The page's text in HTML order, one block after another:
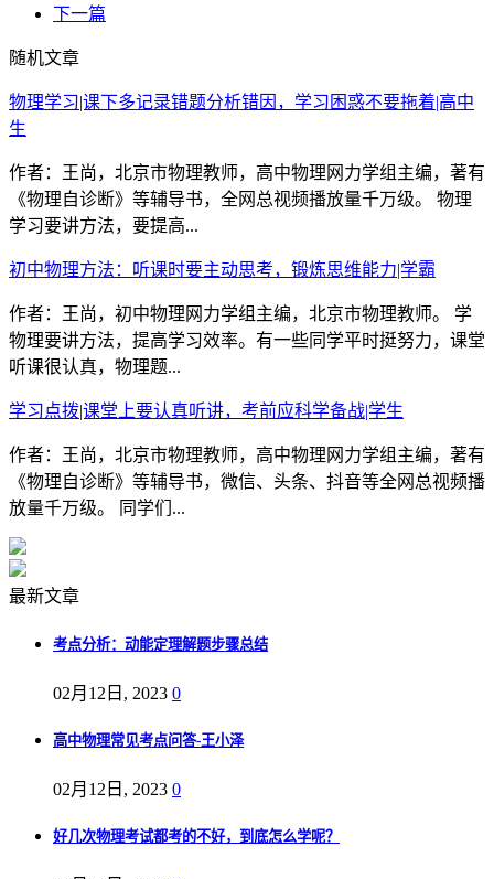
下一篇
随机文章
物理学习|课下多记录错题分析错因，学习困惑不要拖着|高中
生
作者：王尚，北京市物理教师，高中物理网力学组主编，著有
《物理自诊断》等辅导书，全网总视频播放量千万级。 物理
学习要讲方法，要提高...
初中物理方法：听课时要主动思考，锻炼思维能力|学霸
作者：王尚，初中物理网力学组主编，北京市物理教师。 学
物理要讲方法，提高学习效率。有一些同学平时挺努力，课堂
听课很认真，物理题...
学习点拨|课堂上要认真听讲，考前应科学备战|学生
作者：王尚，北京市物理教师，高中物理网力学组主编，著有
《物理自诊断》等辅导书，微信、头条、抖音等全网总视频播
放量千万级。 同学们...
最新文章
考点分析：动能定理解题步骤总结
02月12日, 2023 0
高中物理常见考点问答-王小泽
02月12日, 2023 0
好几次物理考试都考的不好，到底怎么学呢？